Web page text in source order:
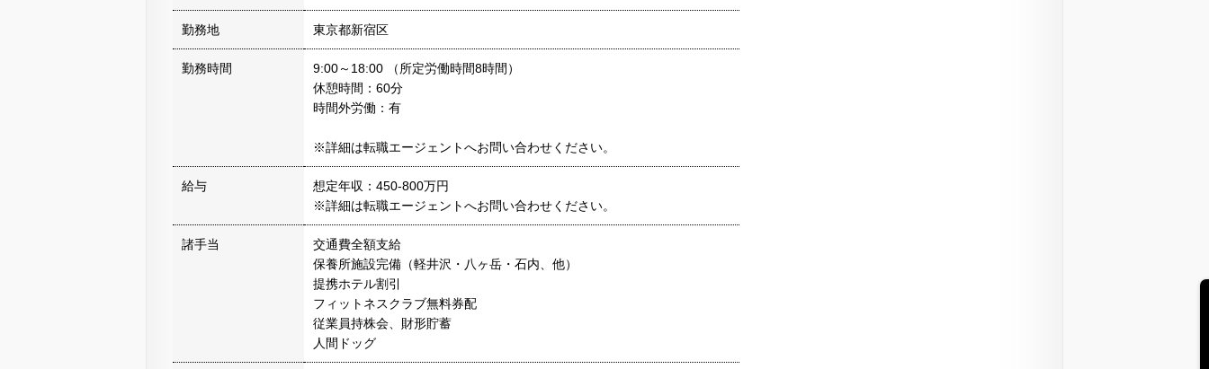
勤務地 東京都新宿区
勤務時間
9:00～18:00 （所定労働時間8時間）
休憩時間：60分
時間外労働：有
※詳細は転職エージェントへお問い合わせください。
給与
想定年収：450-800万円
※詳細は転職エージェントへお問い合わせください。
諸手当
交通費全額支給
保養所施設完備（軽井沢・八ヶ岳・石内、他）
提携ホテル割引
フィットネスクラブ無料券配
従業員持株会、財形貯蓄
人間ドッグ